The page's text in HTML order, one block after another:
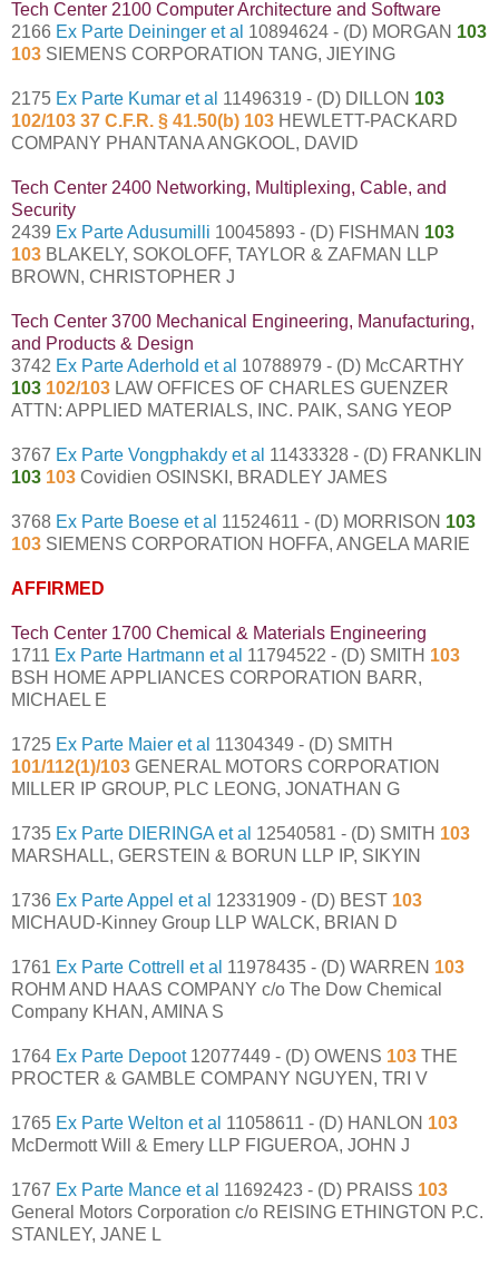
Tech Center 2100 Computer Architecture and Software
2166 Ex Parte Deininger et al 10894624 - (D) MORGAN 103
103 SIEMENS CORPORATION TANG, JIEYING
2175 Ex Parte Kumar et al 11496319 - (D) DILLON 103
102/103 37 C.F.R. § 41.50(b) 103 HEWLETT-PACKARD
COMPANY PHANTANA ANGKOOL, DAVID
Tech Center 2400 Networking, Multiplexing, Cable, and
Security
2439 Ex Parte Adusumilli 10045893 - (D) FISHMAN 103
103 BLAKELY, SOKOLOFF, TAYLOR & ZAFMAN LLP
BROWN, CHRISTOPHER J
Tech Center 3700 Mechanical Engineering, Manufacturing,
and Products & Design
3742 Ex Parte Aderhold et al 10788979 - (D) McCARTHY
103 102/103 LAW OFFICES OF CHARLES GUENZER
ATTN: APPLIED MATERIALS, INC. PAIK, SANG YEOP
3767 Ex Parte Vongphakdy et al 11433328 - (D) FRANKLIN
103 103 Covidien OSINSKI, BRADLEY JAMES
3768 Ex Parte Boese et al 11524611 - (D) MORRISON 103
103 SIEMENS CORPORATION HOFFA, ANGELA MARIE
AFFIRMED
Tech Center 1700 Chemical & Materials Engineering
1711 Ex Parte Hartmann et al 11794522 - (D) SMITH 103
BSH HOME APPLIANCES CORPORATION BARR,
MICHAEL E
1725 Ex Parte Maier et al 11304349 - (D) SMITH
101/112(1)/103 GENERAL MOTORS CORPORATION
MILLER IP GROUP, PLC LEONG, JONATHAN G
1735 Ex Parte DIERINGA et al 12540581 - (D) SMITH 103
MARSHALL, GERSTEIN & BORUN LLP IP, SIKYIN
1736 Ex Parte Appel et al 12331909 - (D) BEST 103
MICHAUD-Kinney Group LLP WALCK, BRIAN D
1761 Ex Parte Cottrell et al 11978435 - (D) WARREN 103
ROHM AND HAAS COMPANY c/o The Dow Chemical
Company KHAN, AMINA S
1764 Ex Parte Depoot12077449 - (D) OWENS 103 THE
PROCTER & GAMBLE COMPANY NGUYEN, TRI V
1765 Ex Parte Welton et al 11058611 - (D) HANLON 103
McDermott Will & Emery LLP FIGUEROA, JOHN J
1767 Ex Parte Mance et al 11692423 - (D) PRAISS 103
General Motors Corporation c/o REISING ETHINGTON P.C.
STANLEY, JANE L